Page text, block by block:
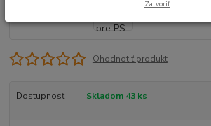
Ohodnotiť produkt
Dostupnosť Skladom 43 ks
Zatvoriť